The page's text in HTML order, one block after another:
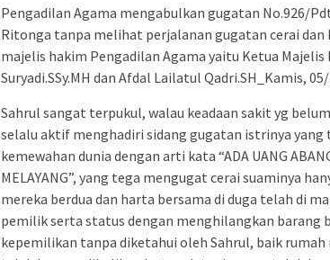
Pengadilan Agama mengabulkan gugatan No.926/
Ritonga tanpa melihat perjalanan gugatan cerai
majelis hakim Pengadilan Agama yaitu Ketua Majelis
Suryadi.SSy.MH dan Afdal Lailatul Qadri.SH_Kamis,
Sahrul sangat terpukul, walau keadaan sakit yg
selalu aktif menghadiri sidang gugatan istrinya yang
kemewahan dunia dengan arti kata “ADA UANG
MELAYANG”, yang tega mengugat cerai suaminya
mereka berdua dan harta bersama di duga telah di
pemilik serta status dengan menghilangkan barang
kepemilikan tanpa diketahui oleh Sahrul, baik